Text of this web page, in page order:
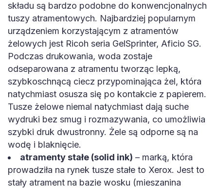
składu są bardzo podobne do konwencjonalnych
tuszy atramentowych. Najbardziej popularnym
urządzeniem korzystającym z atramentów
żelowych jest Ricoh seria GelSprinter, Aficio SG.
Podczas drukowania, woda zostaje
odseparowana z atramentu tworząc lepką,
szybkoschnącą ciecz przypominająca żel, która
natychmiast osusza się po kontakcie z papierem.
Tusze żelowe niemal natychmiast dają suche
wydruki bez smug i rozmazywania, co umożliwia
szybki druk dwustronny. Żele są odporne są na
wodę i blaknięcie.
atramenty stałe (solid ink) – marką, która
prowadziła na rynek tusze stałe to Xerox. Jest to
stały atrament na bazie wosku (mieszanina